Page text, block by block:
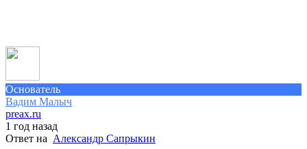
Основатель
Вадим Малыч
preax.ru
1 год назад
Ответ на Александр Сапрыкин